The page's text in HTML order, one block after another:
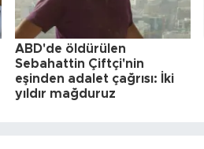
ABD'de öldürülen
Sebahattin Çiftçi'nin
eşinden adalet çağrısı: İki
yıldır mağduruz